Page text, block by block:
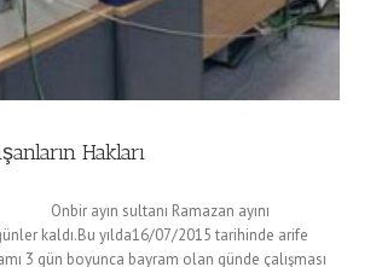
Hakları
Onbir ayın sultanı Ramazan ayını
kaldı.Bu yılda16/07/2015 tarihinde arife
3 gün boyunca bayram olan günde çalışması